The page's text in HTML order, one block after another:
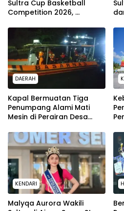
Sultra Cup Basketball
Competition 2026,
Lahirkan Bibit Atlet
Berprestasi
DAERAH
Kapal Bermuatan Tiga
Penumpang Alami Mati
Mesin di Perairan Desa
Dikerahkan
KENDARI
Malyqa Aurora Wakili